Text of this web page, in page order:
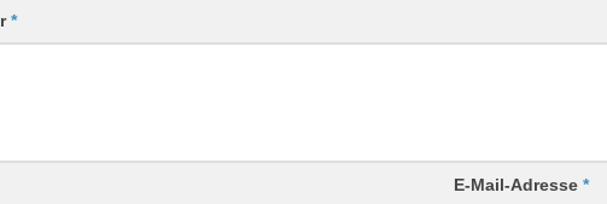
*
E-Mail-Adresse*